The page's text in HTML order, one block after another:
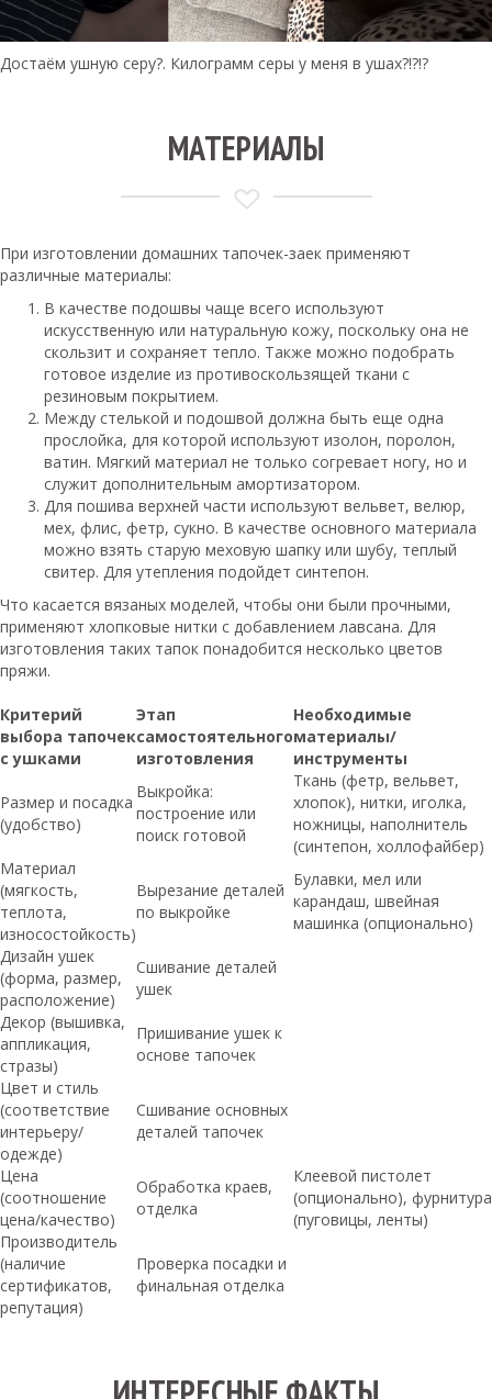
Достаём ушную серу?. Килограмм серы у меня в ушах?!?!?
МАТЕРИАЛЫ
При изготовлении домашних тапочек-заек применяют
различные материалы:
В качестве подошвы чаще всего используют
искусственную или натуральную кожу, поскольку она не
скользит и сохраняет тепло. Также можно подобрать
готовое изделие из противоскользящей ткани с
резиновым покрытием.
Между стелькой и подошвой должна быть еще одна
прослойка, для которой используют изолон, поролон,
ватин. Мягкий материал не только согревает ногу, но и
служит дополнительным амортизатором.
Для пошива верхней части используют вельвет, велюр,
мех, флис, фетр, сукно. В качестве основного материала
можно взять старую меховую шапку или шубу, теплый
свитер. Для утепления подойдет синтепон.
Что касается вязаных моделей, чтобы они были прочными,
применяют хлопковые нитки с добавлением лавсана. Для
изготовления таких тапок понадобится несколько цветов
пряжи.
Критерий
выбора тапочек
с ушками
Этап
самостоятельного
изготовления
Необходимые
материалы/
инструменты
Размер и посадка
(удобство)
Выкройка:
построение или
поиск готовой
Ткань (фетр, вельвет,
хлопок), нитки, иголка,
ножницы, наполнитель
(синтепон, холлофайбер)
Материал
(мягкость,
теплота,
износостойкость)
Вырезание деталей
по выкройке
Булавки, мел или
карандаш, швейная
машинка (опционально)
Дизайн ушек
(форма, размер,
расположение)
Сшивание деталей
ушек
Декор (вышивка,
аппликация,
стразы)
Пришивание ушек к
основе тапочек
Цвет и стиль
(соответствие
интерьеру/
одежде)
Сшивание основных
деталей тапочек
Цена
(соотношение
цена/качество)
Обработка краев,
отделка
Клеевой пистолет
(опционально), фурнитура
(пуговицы, ленты)
Производитель
(наличие
сертификатов,
репутация)
Проверка посадки и
финальная отделка